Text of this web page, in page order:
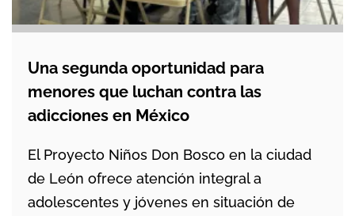
Una segunda oportunidad para
menores que luchan contra las
adicciones en México
El Proyecto Niños Don Bosco en la ciudad
de León ofrece atención integral a
adolescentes y jóvenes en situación de